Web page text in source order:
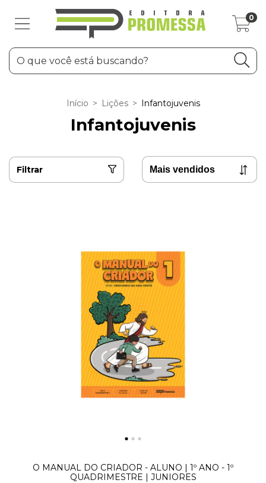
0
Início > Lições > Infantojuvenis
Infantojuvenis
Filtrar
O MANUAL DO CRIADOR - ALUNO | 1º ANO - 1º
QUADRIMESTRE | JUNIORES